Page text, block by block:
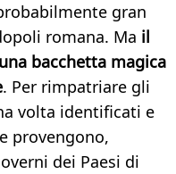
gran
romana. Ma il
bacchetta magica
. Per rimpatriare gli
volta identificati e
provengono,
dei Paesi di